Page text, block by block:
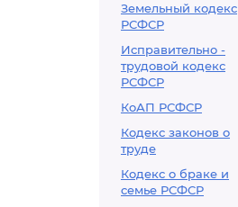
Земельный кодекс
РСФСР
Исправительно -
трудовой кодекс
РСФСР
КоАП РСФСР
Кодекс законов о
труде
Кодекс о браке и
семье РСФСР